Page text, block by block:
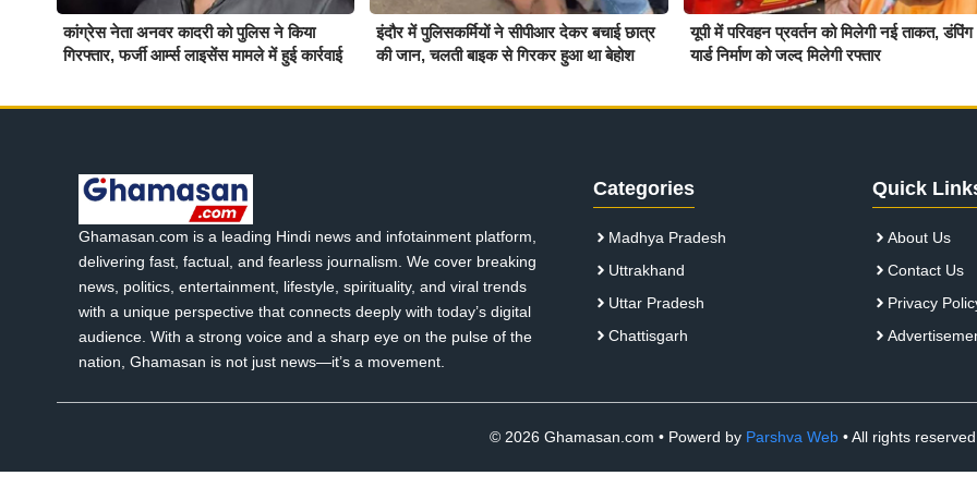
कांग्रेस नेता अनवर कादरी को पुलिस ने किया
गिरफ्तार, फर्जी आर्म्स लाइसेंस मामले में हुई कार्रवाई
इंदौर में पुलिसकर्मियों ने सीपीआर देकर बचाई छात्र
की जान, चलती बाइक से गिरकर हुआ था बेहोश
यूपी में परिवहन प्रवर्तन को मिलेगी नई ताकत, डंपिंग
यार्ड निर्माण को जल्द मिलेगी रफ्तार
Ghamasan.com is a leading Hindi news and infotainment platform,
delivering fast, factual, and fearless journalism. We cover breaking
news, politics, entertainment, lifestyle, spirituality, and viral trends
with a unique perspective that connects deeply with today’s digital
audience. With a strong voice and a sharp eye on the pulse of the
nation, Ghamasan is not just news—it’s a movement.
Categories
Madhya Pradesh
Uttrakhand
Uttar Pradesh
Chattisgarh
Quick
About Us
Contact Us
Privacy
© 2026 Ghamasan.com • Powerd by Parshva Web • All rights reserved